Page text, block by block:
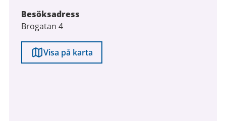
Besöksadress
Brogatan 4
Visa på karta